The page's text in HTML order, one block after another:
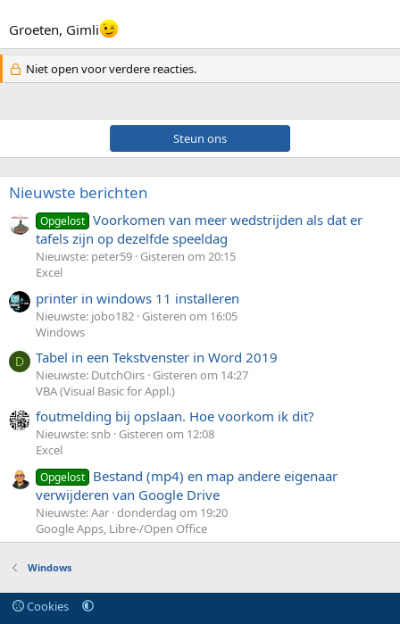
Groeten, Gimli
Niet open voor verdere reacties.
Steun ons
Nieuwste berichten
Opgelost Voorkomen van meer wedstrijden als dat er
tafels zijn op dezelfde speeldag
Nieuwste: peter59 Gisteren om 20:15
Excel
printer in windows 11 installeren
Nieuwste: jobo182 Gisteren om 16:05
Windows
D Tabel in een Tekstvenster in Word 2019
Nieuwste: DutchOirs Gisteren om 14:27
VBA (Visual Basic for Appl.)
foutmelding bij opslaan. Hoe voorkom ik dit?
Nieuwste: snb Gisteren om 12:08
Excel
Opgelost Bestand (mp4) en map andere eigenaar
verwijderen van Google Drive
Nieuwste: Aar donderdag om 19:20
Google Apps, Libre-/Open Office
Windows
Cookies